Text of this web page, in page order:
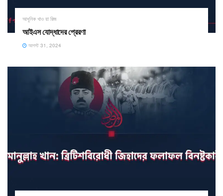
আধুনিক খাও য়া রিজ
আইএস যোদ্ধাদের প্রেরণা
আগস্ট 31, 2024